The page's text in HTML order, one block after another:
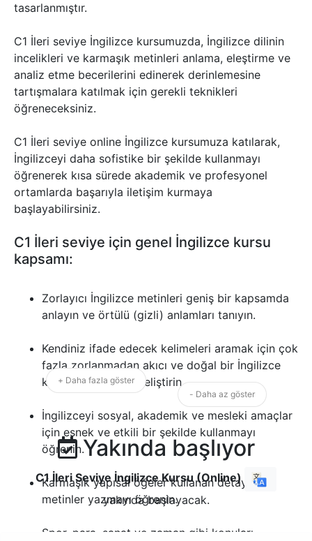
tasarlanmıştır.
C1 İleri seviye İngilizce kursumuzda, İngilizce dilinin
incelikleri ve karmaşık metinleri anlama, eleştirme ve
analiz etme becerilerini edinerek derinlemesine
tartışmalara katılmak için gerekli teknikleri
öğreneceksiniz.
C1 İleri seviye online İngilizce kursumuza katılarak,
İngilizceyi daha sofistike bir şekilde kullanmayı
öğrenerek kısa sürede akademik ve profesyonel
ortamlarda başarıyla iletişim kurmaya
başlayabilirsiniz.
C1 İleri seviye için genel İngilizce kursu
kapsamı:
Zorlayıcı İngilizce metinleri geniş bir kapsamda
anlayın ve örtülü (gizli) anlamları tanıyın.
Kendiniz ifade edecek kelimeleri aramak için çok
fazla zorlanmadan akıcı ve doğal bir İngilizce
konuşma becerisi geliştirin.
İngilizceyi sosyal, akademik ve mesleki amaçlar
için esnek ve etkili bir şekilde kullanmayı
öğrenin.
Karmaşık yapısal öğeler kullanan detaylı
metinler yazmayı öğrenin.
Spor, para, sanat ve zaman gibi konuları
+ Daha fazla göster
- Daha az göster
Yakında başlıyor
C1 İleri Seviye İngilizce Kursu (Online)
yakında başlayacak.